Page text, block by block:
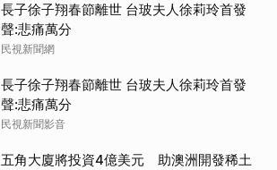
長子徐子翔春節離世 台玻夫人徐莉玲首發
聲:悲痛萬分
民視新聞網
長子徐子翔春節離世 台玻夫人徐莉玲首發
聲:悲痛萬分
民視新聞影音
五角大廈將投資4億美元 助澳洲開發稀土